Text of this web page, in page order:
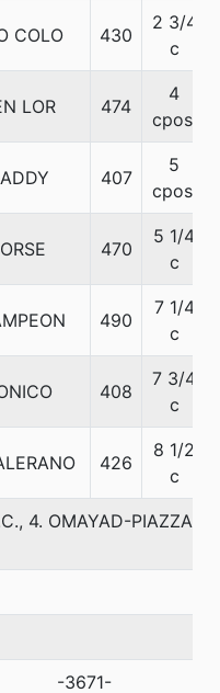
COLO 430
2 3/4
c
LOR 474
4
cpos.
407
5
cpos.
470
5 1/4
c
490
7 1/4
c
408
7 3/4
c
426
8 1/2
c
4. OMAYAD-PIAZZA
-3671-